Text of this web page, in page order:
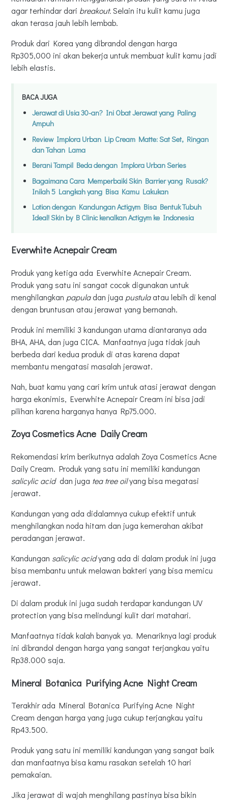
agar terhindar dari breakout.Selain itu kulit kamu juga
akan terasa jauh lebih lembab.
Produk dari Korea yang dibrandol dengan harga
Rp305,000 ini akan bekerja untuk membuat kulit kamu jadi
lebih elastis.
BACA JUGA
Jerawat di Usia 30-an? Ini Obat Jerawat yang Paling
Ampuh
Review Implora Urban Lip Cream Matte: Sat Set, Ringan
dan Tahan Lama
Berani Tampil Beda dengan Implora Urban Series
Bagaimana Cara Memperbaiki Skin Barrier yang Rusak?
Inilah 5 Langkah yang Bisa Kamu Lakukan
Lotion dengan Kandungan Actigym Bisa Bentuk Tubuh
Ideal! Skin by B Clinic kenalkan Actigym ke Indonesia
Everwhite Acnepair Cream
Produk yang ketiga ada Everwhite Acnepair Cream.
Produk yang satu ini sangat cocok digunakan untuk
menghilangkan papuladan juga pustulaatau lebih di kenal
dengan bruntusan atau jerawat yang bernanah.
Produk ini memiliki 3 kandungan utama diantaranya ada
BHA, AHA, dan juga CICA. Manfaatnya juga tidak jauh
berbeda dari kedua produk di atas karena dapat
membantu mengatasi masalah jerawat.
Nah, buat kamu yang cari krim untuk atasi jerawat dengan
harga ekonimis, Everwhite Acnepair Cream ini bisa jadi
pilihan karena harganya hanya Rp75.000.
Zoya Cosmetics Acne Daily Cream
Rekomendasi krim berikutnya adalah Zoya Cosmetics Acne
Daily Cream. Produk yang satu ini memiliki kandungan
salicylic aciddan juga tea tree oilyang bisa megatasi
jerawat.
Kandungan yang ada didalamnya cukup efektif untuk
menghilangkan noda hitam dan juga kemerahan akibat
peradangan jerawat.
Kandungan salicylic acidyang ada di dalam produk ini juga
bisa membantu untuk melawan bakteri yang bisa memicu
jerawat.
Di dalam produk ini juga sudah terdapar kandungan UV
protection yang bisa melindungi kulit dari matahari.
Manfaatnya tidak kalah banyak ya. Menariknya lagi produk
ini dibrandol dengan harga yang sangat terjangkau yaitu
Rp38.000 saja.
Mineral Botanica Purifying Acne Night Cream
Terakhir ada Mineral Botanica Purifying Acne Night
Cream dengan harga yang juga cukup terjangkau yaitu
Rp43.500.
Produk yang satu ini memiliki kandungan yang sangat baik
dan manfaatnya bisa kamu rasakan setelah 10 hari
pemakaian.
Jika jerawat di wajah menghilang pastinya bisa bikin